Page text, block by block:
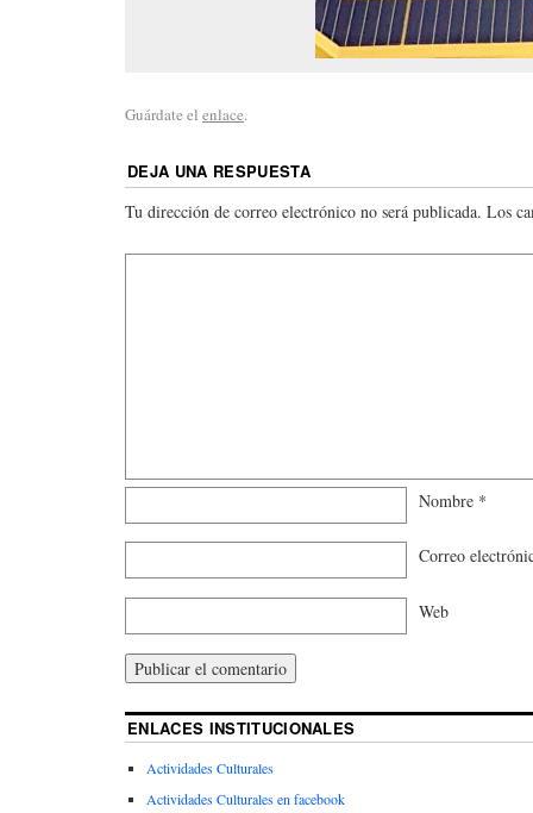
Guárdate el enlace.
DEJA UNA RESPUESTA
Tu dirección de correo electrónico no será publicada. Los
Nombre *
Correo
Web
ENLACES INSTITUCIONALES
Actividades Culturales
Actividades Culturales en facebook